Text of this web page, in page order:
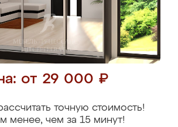
от 29 000 ₽
точную стоимость!
менее, чем за 15 минут!